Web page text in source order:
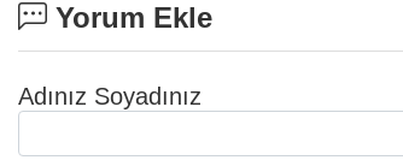
Yorum Ekle
Adınız Soyadınız